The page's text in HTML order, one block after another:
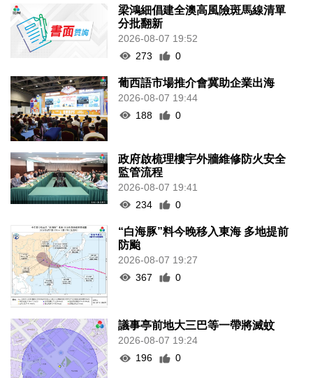
梁鴻細倡建全澳高風險斑馬線清單
分批翻新
2026-08-07 19:52
273
0
葡西語市場推介會冀助企業出海
2026-08-07 19:44
188
0
政府啟梳理樓宇外牆維修防火安全
監管流程
2026-08-07 19:41
234
0
“白海豚”料今晚移入東海 多地提前
防颱
2026-08-07 19:27
367
0
議事亭前地大三巴等一帶將滅蚊
2026-08-07 19:24
196
0